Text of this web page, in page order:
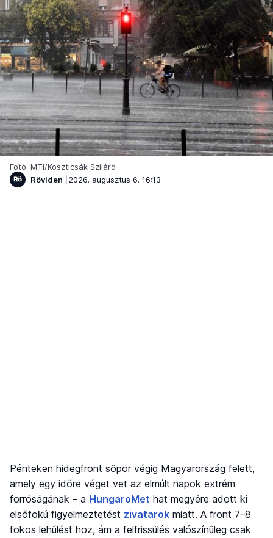
Fotó: MTI/Koszticsák Szilárd
Röviden
2026. augusztus 6. 16:13
Pénteken hidegfront söpör végig Magyarország felett,
amely egy időre véget vet az elmúlt napok extrém
forróságának – a HungaroMet hat megyére adott ki
elsőfokú figyelmeztetést zivatarok miatt. A front 7–8
fokos lehűlést hoz, ám a felfrissülés valószínűleg csak